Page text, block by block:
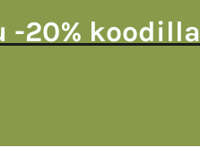
-20% koodilla